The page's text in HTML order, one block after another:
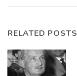
RELATED POSTS